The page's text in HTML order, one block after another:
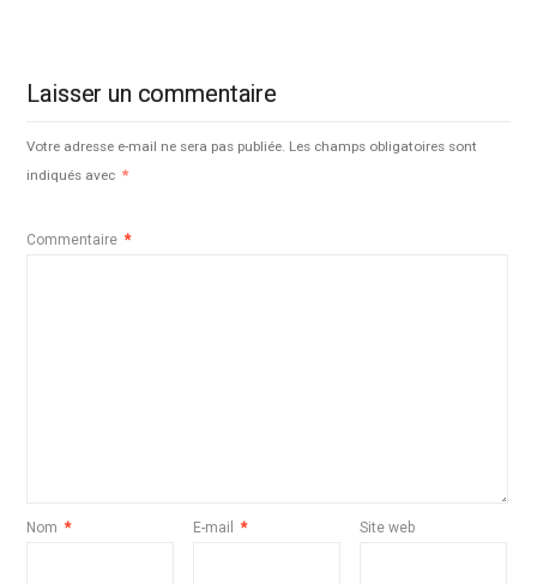
Laisser un commentaire
Votre adresse e-mail ne sera pas publiée. Les champs obligatoires sont
indiqués avec *
Commentaire *
Nom * E-mail * Site web